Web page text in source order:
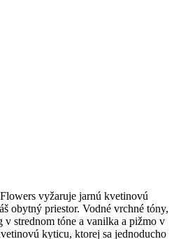
vyžaruje jarnú kvetinovú
obytný priestor. Vodné vrchné tóny,
strednom tóne a vanilka a pižmo v
kyticu, ktorej sa jednoducho